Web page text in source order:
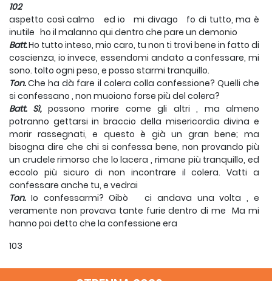
102
aspetto così calmo ed io mi divago fo di tutto, ma è
inutile ho il malanno qui dentro che pare un demonio
Batt.Ho tutto inteso, mio caro, tu non ti trovi bene in fatto di
coscienza, io invece, essendomi andato a confessare, mi
sono. tolto ogni peso, e posso starmi tranquillo.
Ton.Che ha dà fare il colera colla confessione? Quelli che
si confessano , non muoiono forse più del colera?
Batt. Sì, possono morire come gli altri , ma almeno
potranno gettarsi in braccio della misericordia divina e
morir rassegnati, e questo è già un gran bene; ma
bisogna dire che chi si confessa bene, non provando più
un crudele rimorso che lo lacera , rimane più tranquillo, ed
eccolo più sicuro di non incontrare il colera. Vatti a
confessare anche tu, e vedrai
Ton. Io confessarmi? Oibò ci andava una volta , e
veramente non provava tante furie dentro di me Ma mi
hanno poi detto che la confessione era
103
non ne ho più voluto sapere.